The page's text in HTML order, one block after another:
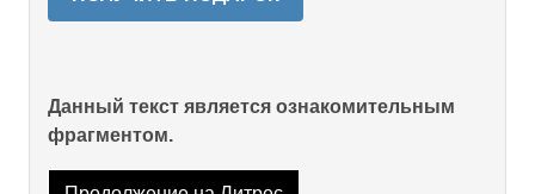
Данный текст является ознакомительным
фрагментом.